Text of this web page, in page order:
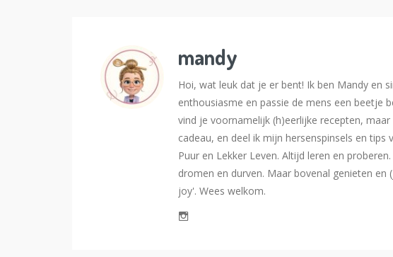
mandy
Hoi, wat leuk dat je er bent! Ik ben Mandy en
enthousiasme en passie de mens een beetje
vind je voornamelijk (h)eerlijke recepten,
cadeau, en deel ik mijn hersenspinsels en
Puur en Lekker Leven. Altijd leren en
dromen en durven. Maar bovenal genieten
joy'. Wees welkom.